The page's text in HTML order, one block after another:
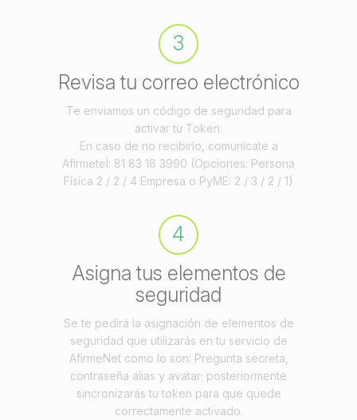
3
Revisa tu correo electrónico
Te enviamos un código de seguridad para
activar tu Token.
En caso de no recibirlo, comunícate a
Afirmetel: 81 83 18 3990 (Opciones: Persona
Física 2 / 2 / 4 Empresa o PyME: 2 / 3 / 2 / 1)
4
Asigna tus elementos de
seguridad
Se te pedirá la asignación de elementos de
seguridad que utilizarás en tu servicio de
AfirmeNet como lo son: Pregunta secreta,
contraseña alias y avatar; posteriormente
sincronizarás tu token para que quede
correctamente activado.